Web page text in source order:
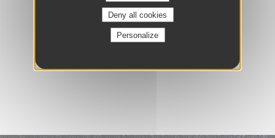
je suis intéressé(e) !
Deny all cookies
Personalize